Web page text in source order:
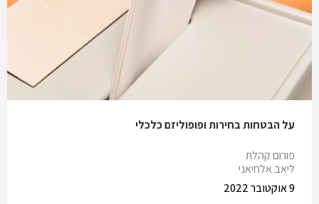
על הבטחות בחירות ופופוליזם כלכלי
פורום קהלת
ליאב אלחיאני
9 אוקטובר 2022